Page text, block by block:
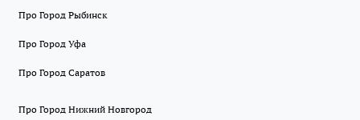
Про Город Рыбинск
Про Город Уфа
Про Город Саратов
Про Город Нижний Новгород